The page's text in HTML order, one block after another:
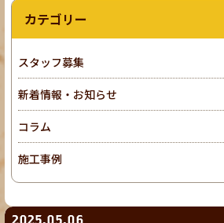
2025.05.06
カテゴリー
スタッフ募集
新着情報・お知らせ
コラム
施工事例